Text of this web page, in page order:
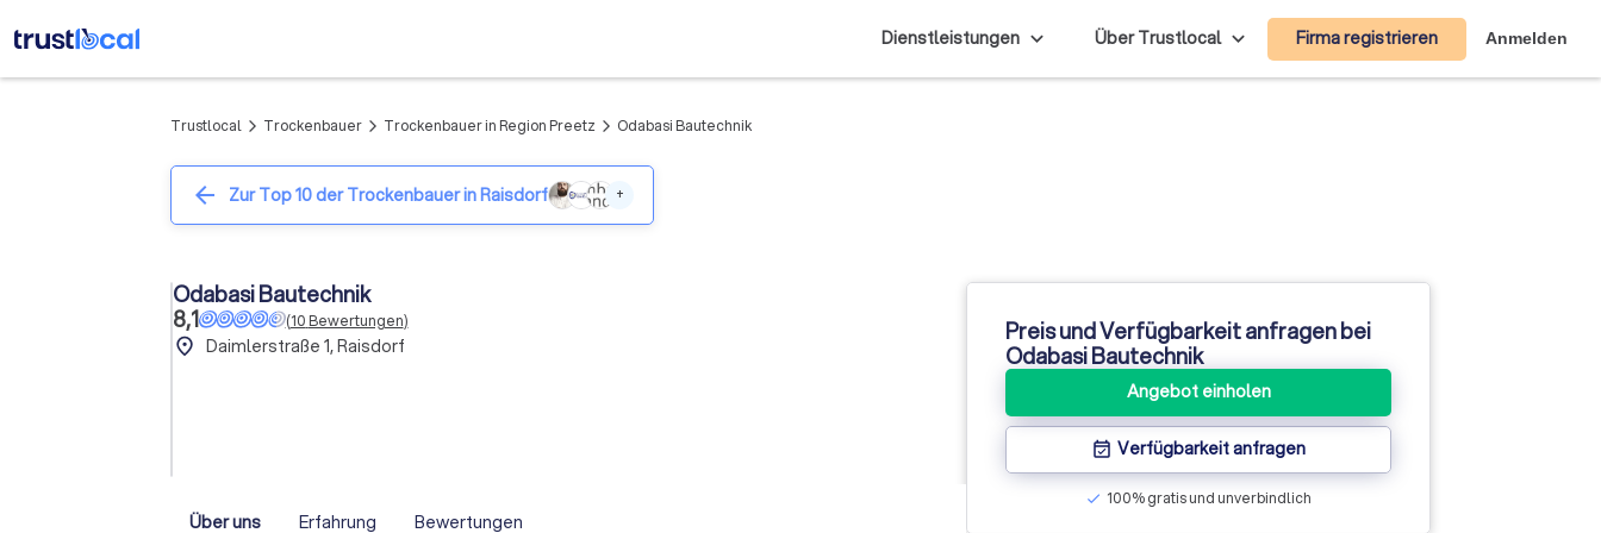
Dienstleistungen Über Trustlocal Firma registrieren Anmelden
Trustlocal arrow_forward_ios Trockenbauer arrow_forward_ios Trockenbauer in Region Preetz arrow_forward_ios Odabasi Bautechnik
arrow_back Zur Top 10 der Trockenbauer in Raisdorf +
Odabasi Bautechnik
8,1
(10Bewertungen)
place Daimlerstraße 1, Raisdorf
Über uns Erfahrung Bewertungen
Preis und Verfügbarkeit anfragen bei
Odabasi Bautechnik
Angebot einholen
event_available Verfügbarkeit anfragen
check 100% gratis und unverbindlich